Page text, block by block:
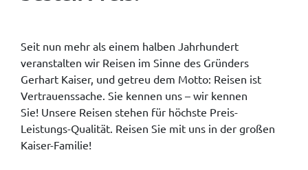
Seit nun mehr als einem halben Jahrhundert
veranstalten wir Reisen im Sinne des Gründers
Gerhart Kaiser, und getreu dem Motto: Reisen ist
Vertrauenssache. Sie kennen uns – wir kennen
Sie! Unsere Reisen stehen für höchste Preis-
Leistungs-Qualität. Reisen Sie mit uns in der großen
Kaiser-Familie!